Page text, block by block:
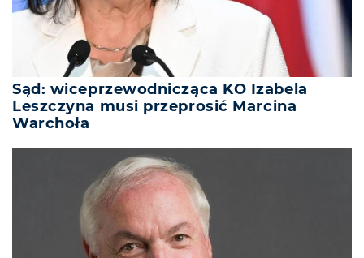
Sąd: wiceprzewodnicząca KO Izabela
Leszczyna musi przeprosić Marcina
Warchoła